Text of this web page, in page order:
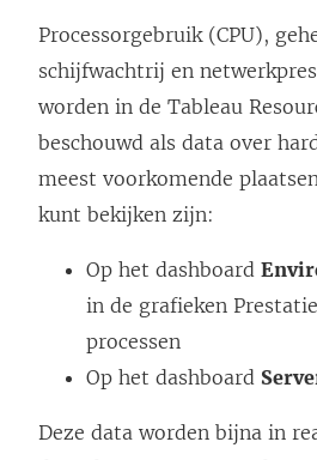
Processorgebruik (CPU),
schijfwachtrij en
worden in de Tableau
beschouwd als data over
meest voorkomende
kunt bekijken zijn:
Op het dashboard
in de grafieken
processen
Op het dashboard
Deze data worden bijna in